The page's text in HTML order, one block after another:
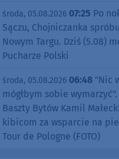
środa, 05.08.2026 07:25 Po
Sączu, Chojniczanka
Nowym Targu. Dziś (5.08)
Pucharze Polski
środa, 05.08.2026 06:48 "Nic
mógłbym sobie
Baszty Bytów Kamil
kibicom za wsparcie na
Tour de Pologne (FOTO)